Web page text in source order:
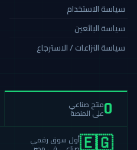
سياسة الاستخدام
سياسة البائعين
سياسة النزاعات / الاسترجاع
0منتج صناعي
على المنصة
🇪🇬أول سوق رقمي